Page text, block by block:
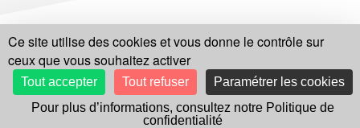
Suivez notre actualité
Ce site utilise des cookies et vous donne le contrôle sur
ceux que vous souhaitez activer
Tout accepter Tout refuser
Paramétrer les cookies
Pour plus d’informations, consultez notre Politique de
confidentialité